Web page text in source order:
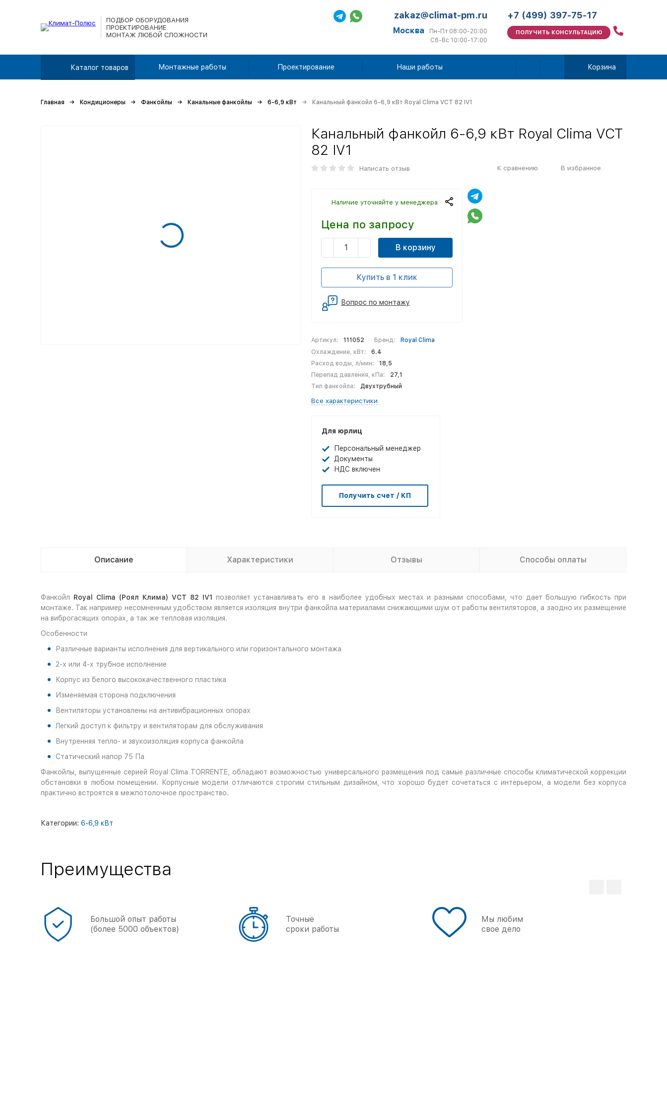
ПОДБОР ОБОРУДОВАНИЯ
ПРОЕКТИРОВАНИЕ
МОНТАЖ ЛЮБОЙ СЛОЖНОСТИ
zakaz@climat-pm.ru
Москва
Пн-Пт 08:00-20:00
Сб-Вс 10:00-17:00
+7 (499) 397-75-17
ПОЛУЧИТЬ КОНСУЛЬТАЦИЮ
Каталог товаров Монтажные работы Проектирование Наши работы Корзина
Главная Кондиционеры Фанкойлы Канальные фанкойлы 6-6,9 кВт Канальный фанкойл 6-6,9 кВт Royal Clima VCT 82 IV1
Канальный фанкойл 6-6,9 кВт Royal Clima VCT
82 IV1
Написать отзыв К сравнению В избранное
Артикул: 111052 Бренд:
Royal Clima
Охлаждение, кВт:
6.4
Расход воды, л/мин:
18,5
Перепад давления, кПа:
27,1
Тип фанкойла:
Двухтрубный
Все характеристики
Для юрлиц
Персональный менеджер
Документы
НДС включен
Получить счет / КП
Наличие уточняйте у менеджера
Цена по запросу
В корзину
Купить в 1 клик
Вопрос по монтажу
Описание Характеристики Отзывы Способы оплаты
Фанкойл Royal Clima (Роял Клима) VCT 82 IV1 позволяет устанавливать егов наиболее удобных местах и разными способами, что дает большую гибкость при
монтаже. Так например несомненным удобством является изоляция внутри фанкойла материалами снижающими шум от работы вентиляторов, а заодно их размещение
на виброгасящих опорах, а так же тепловая изоляция.
Особенности
Различные варианты исполнения для вертикального или горизонтального монтажа
2-х или 4-х трубное исполнение
Корпус из белого высококачественного пластика
Изменяемая сторона подключения
Вентиляторы установлены на антивибрационных опорах
Легкий доступ к фильтру и вентиляторам для обслуживания
Внутренняя тепло- и звукоизоляция корпуса фанкойла
Статический напор 75 Па
Фанкойлы, выпущенные серией Royal Clima TORRENTE, обладают возможностью универсального размещения под самые различные способы климатической коррекции
обстановки в любом помещении. Корпусные модели отличаются строгим стильным дизайном, что хорошо будет сочетаться с интерьером, а модели без корпуса
практично встроятся в межпотолочное пространство.
Категории: 6-6,9 кВт
Преимущества
Большой опыт работы
(более 5000 объектов)
Точные
сроки работы
Мы любим
свое дело